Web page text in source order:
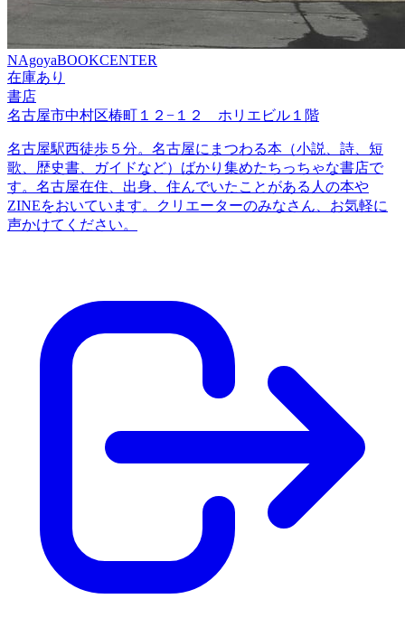
NAgoyaBOOKCENTER
在庫あり
書店
名古屋市中村区椿町１２−１２ ホリエビル１階
名古屋駅西徒歩５分。名古屋にまつわる本（小説、詩、短
歌、歴史書、ガイドなど）ばかり集めたちっちゃな書店で
す。名古屋在住、出身、住んでいたことがある人の本や
ZINEをおいています。クリエーターのみなさん、お気軽に
声かけてください。